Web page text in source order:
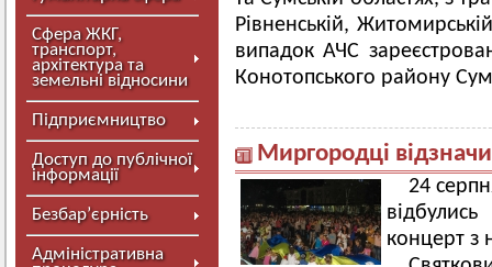
Сфера ЖКГ,
транспорт,
архітектура та
земельні відносини
Підприємництво
Доступ до публічної
інформації
Безбар’єрність
Адміністративна
Рівненській,
випадок АЧС
Конотопського району
Миргородці
24
концерт з